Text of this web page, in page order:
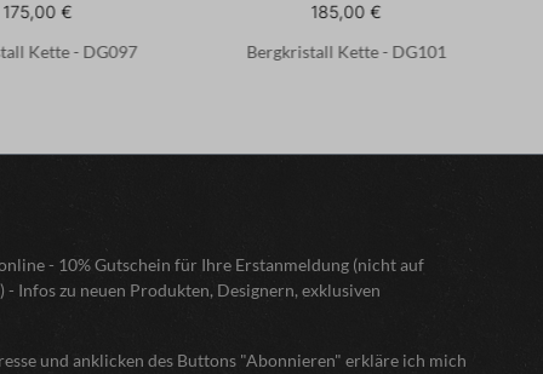
175,00 €
Kette - DG097
185,00 €
Bergkristall Kette - DG101
- 10% Gutschein für Ihre Erstanmeldung (nicht auf
Infos zu neuen Produkten, Designern, exklusiven
und anklicken des Buttons "Abonnieren" erkläre ich mich